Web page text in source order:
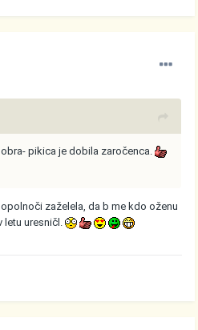
pikica je dobila zaročenca.
zaželela, da b me kdo oženu
letu uresničl.